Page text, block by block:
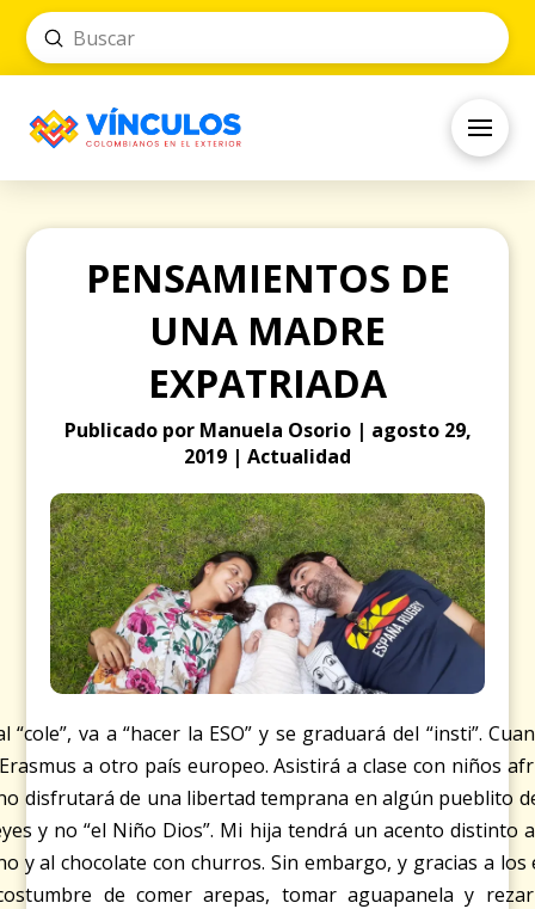
Search
Submit
PENSAMIENTOS DE
UNA MADRE
EXPATRIADA
Publicado por Manuela Osorio | agosto 29,
2019 | Actualidad
va a “hacer la ESO” y se graduará del “insti”.
a otro país europeo. Asistirá a clase con niños
disfrutará de una libertad temprana en algún pueblito
y no “el Niño Dios”. Mi hija tendrá un acento distinto
y al chocolate con churros. Sin embargo, y gracias a
de comer arepas, tomar aguapanela y